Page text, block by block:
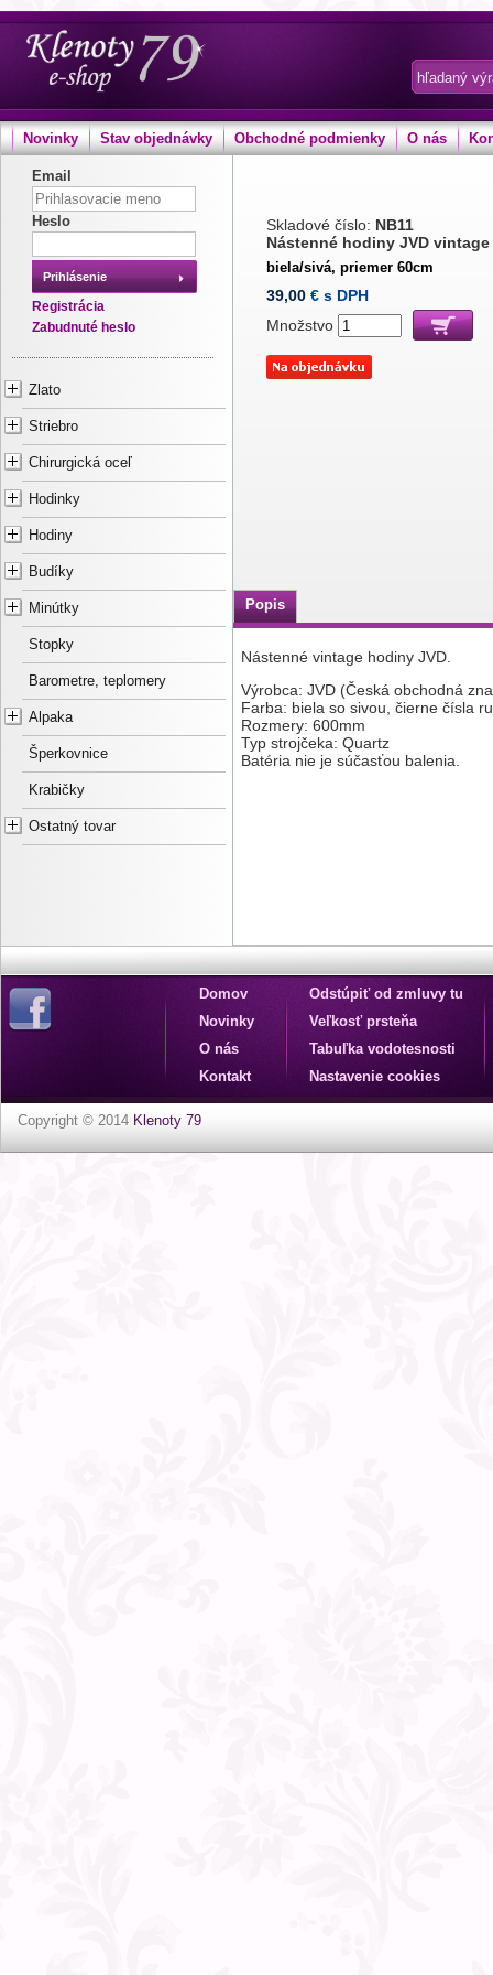
Novinky Stav objednávky Obchodné podmienky O nás
Email
Heslo
Prihlásenie
Registrácia
Zabudnuté heslo
Zlato
Striebro
Chirurgická oceľ
Hodinky
Hodiny
Budíky
Minútky
Stopky
Barometre, teplomery
Alpaka
Šperkovnice
Krabičky
Ostatný tovar
Skladové číslo: NB11
Nástenné hodiny JVD vintage
biela/sivá, priemer 60cm
39,00 € s DPH
Množstvo
Popis
Nástenné vintage hodiny JVD.
Výrobca: JVD (Česká obchodná
Farba: biela so sivou, čierne čísla
Rozmery: 600mm
Typ strojčeka: Quartz
Batéria nie je súčasťou balenia.
Domov
Novinky
O nás
Kontakt
Odstúpiť od zmluvy tu
Veľkosť prsteňa
Tabuľka vodotesnosti
Nastavenie cookies
Copyright © 2014 Klenoty 79